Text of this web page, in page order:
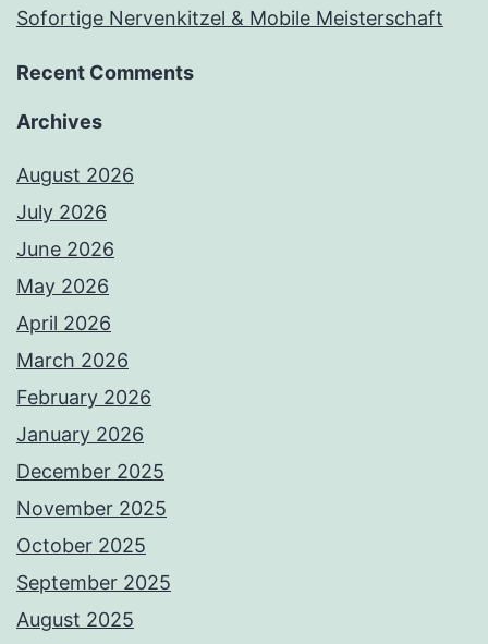
Sofortige Nervenkitzel & Mobile Meisterschaft
Recent Comments
Archives
August 2026
July 2026
June 2026
May 2026
April 2026
March 2026
February 2026
January 2026
December 2025
November 2025
October 2025
September 2025
August 2025